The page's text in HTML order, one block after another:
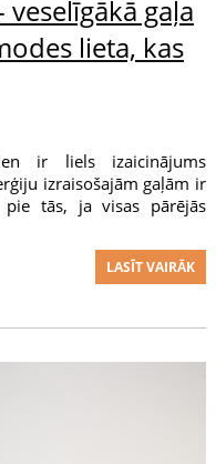
gaļa
lieta, kas
ir liels izaicinājums
izraisošajām gaļām ir
tās, ja visas pārējās
LASĪT VAIRĀK